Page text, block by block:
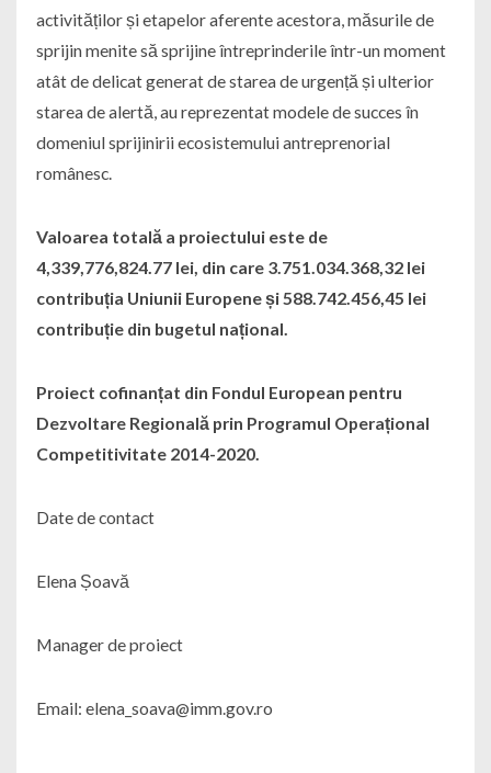
activităților și etapelor aferente acestora, măsurile de
sprijin menite să sprijine întreprinderile într-un moment
atât de delicat generat de starea de urgență și ulterior
starea de alertă, au reprezentat modele de succes în
domeniul sprijinirii ecosistemului antreprenorial
românesc.
Valoarea totală a proiectului este de
4,339,776,824.77 lei, din care 3.751.034.368,32 lei
contribuția Uniunii Europene și 588.742.456,45 lei
contribuție din bugetul național.
Proiect cofinanțat din Fondul European pentru
Dezvoltare Regională prin Programul Operațional
Competitivitate 2014-2020.
Date de contact
Elena Șoavă
Manager de proiect
Email: elena_soava@imm.gov.ro